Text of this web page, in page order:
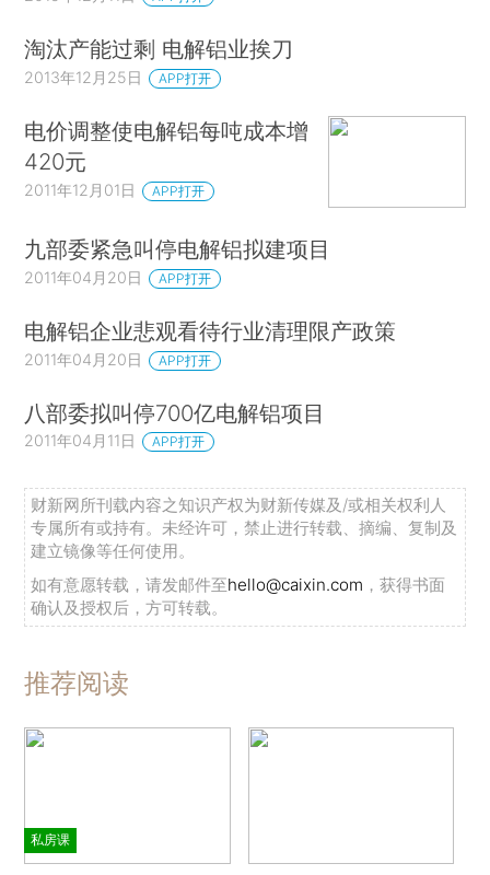
淘汰产能过剩 电解铝业挨刀
2013年12月25日 APP打开
电价调整使电解铝每吨成本增
420元
2011年12月01日 APP打开
九部委紧急叫停电解铝拟建项目
2011年04月20日 APP打开
电解铝企业悲观看待行业清理限产政策
2011年04月20日 APP打开
八部委拟叫停700亿电解铝项目
2011年04月11日 APP打开
财新网所刊载内容之知识产权为财新传媒及/或相关权利人
专属所有或持有。未经许可，禁止进行转载、摘编、复制及
建立镜像等任何使用。
如有意愿转载，请发邮件至hello@caixin.com ，获得书面
确认及授权后，方可转载。
推荐阅读
私房课